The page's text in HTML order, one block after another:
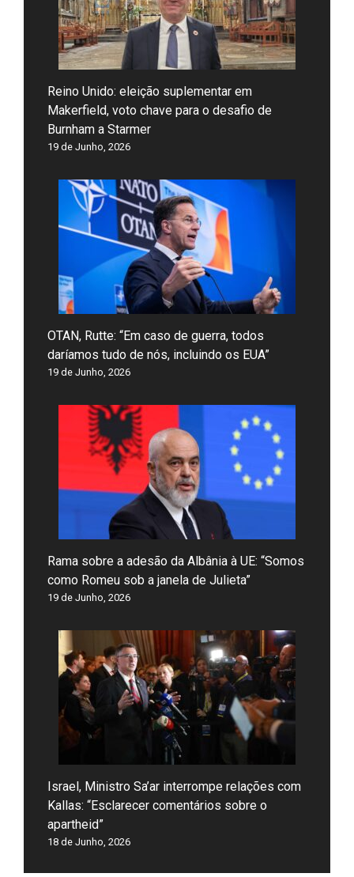
Reino Unido: eleição suplementar em
Makerfield, voto chave para o desafio de
Burnham a Starmer
19 de Junho, 2026
OTAN, Rutte: “Em caso de guerra, todos
daríamos tudo de nós, incluindo os EUA”
19 de Junho, 2026
Rama sobre a adesão da Albânia à UE: “Somos
como Romeu sob a janela de Julieta”
19 de Junho, 2026
Israel, Ministro Sa’ar interrompe relações com
Kallas: “Esclarecer comentários sobre o
apartheid”
18 de Junho, 2026